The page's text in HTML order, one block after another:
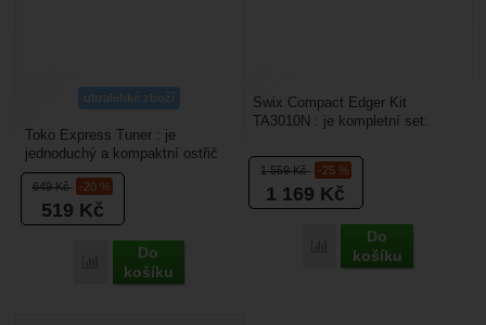
ultralehké zboží
649Kč -20 %
519 Kč
Porovnat
Do
košíku
Toko Express Tuner : je
jednoduchý a kompaktní ostřič
hran sjezdových lyží. Brousí
hrany na lyžích z...
1 559Kč -25 %
1 169 Kč
Porovnat
Do
košíku
Swix Compact Edger Kit
TA3010N : je kompletní set:
sjezdovým lyží s možností
úhlu...